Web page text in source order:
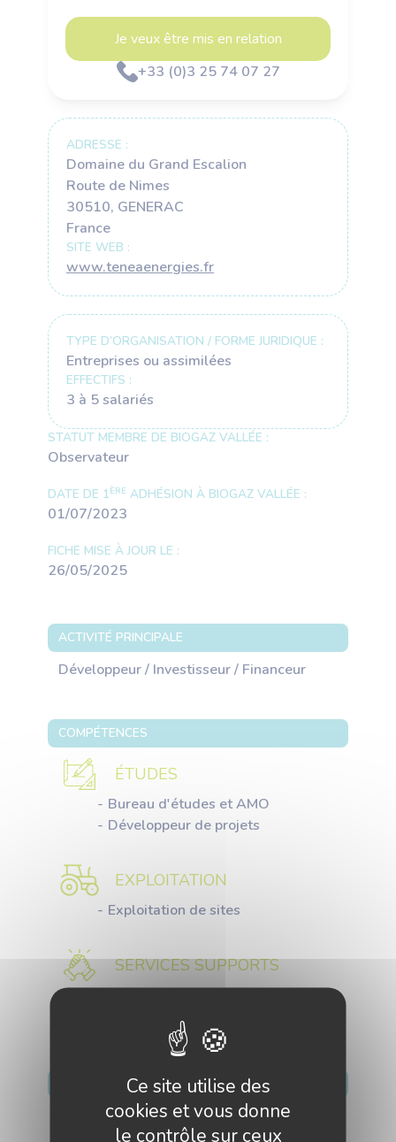
STATUT MEMBRE DE BIOGAZ VALLÉE :
Observateur
DATE DE 1ÈRE ADHÉSION À BIOGAZ VALLÉE :
01/07/2023
FICHE MISE À JOUR LE :
26/05/2025
ACTIVITÉ PRINCIPALE
Développeur / Investisseur / Financeur
COMPÉTENCES
ÉTUDES
Bureau d'études et AMO
Développeur de projets
EXPLOITATION
Exploitation de sites
SERVICES SUPPORTS
APPLICATIONS CIBLÉES
Méthanisation, Biogaz ;
Je veux être mis en relation
+33 (0)3 25 74 07 27
ADRESSE :
Domaine du Grand Escalion
Route de Nimes
30510, GENERAC
France
SITE WEB :
www.teneaenergies.fr
TYPE D’ORGANISATION / FORME JURIDIQUE :
Entreprises ou assimilées
EFFECTIFS :
3 à 5 salariés
Ce site utilise des
cookies et vous donne
le contrôle sur ceux